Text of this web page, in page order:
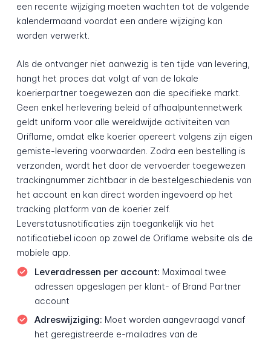
een recente wijziging moeten wachten tot de volgende
kalendermaand voordat een andere wijziging kan
worden verwerkt.
Als de ontvanger niet aanwezig is ten tijde van levering,
hangt het proces dat volgt af van de lokale
koerierpartner toegewezen aan die specifieke markt.
Geen enkel herlevering beleid of afhaalpuntennetwerk
geldt uniform voor alle wereldwijde activiteiten van
Oriflame, omdat elke koerier opereert volgens zijn eigen
gemiste-levering voorwaarden. Zodra een bestelling is
verzonden, wordt het door de vervoerder toegewezen
trackingnummer zichtbaar in de bestelgeschiedenis van
het account en kan direct worden ingevoerd op het
tracking platform van de koerier zelf.
Leverstatusnotificaties zijn toegankelijk via het
notificatiebel icoon op zowel de Oriflame website als de
mobiele app.
Leveradressen per account: Maximaal twee
adressen opgeslagen per klant- of Brand Partner
account
Adreswijziging: Moet worden aangevraagd vanaf
het geregistreerde e-mailadres van de